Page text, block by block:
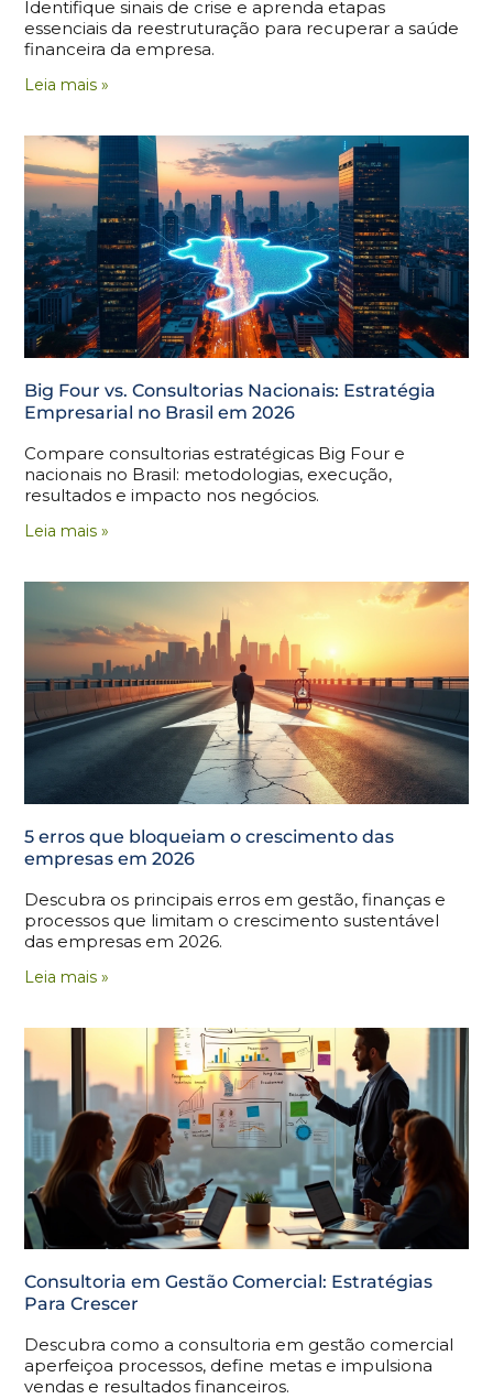
Identifique sinais de crise e aprenda etapas
essenciais da reestruturação para recuperar a saúde
financeira da empresa.
Leia mais »
Big Four vs. Consultorias Nacionais: Estratégia
Empresarial no Brasil em 2026
Compare consultorias estratégicas Big Four e
nacionais no Brasil: metodologias, execução,
resultados e impacto nos negócios.
Leia mais »
5 erros que bloqueiam o crescimento das
empresas em 2026
Descubra os principais erros em gestão, finanças e
processos que limitam o crescimento sustentável
das empresas em 2026.
Leia mais »
Consultoria em Gestão Comercial: Estratégias
Para Crescer
Descubra como a consultoria em gestão comercial
aperfeiçoa processos, define metas e impulsiona
vendas e resultados financeiros.